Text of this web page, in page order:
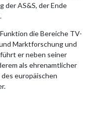
der AS&S, der Ende
die Bereiche TV-
Marktforschung und
er neben seiner
als ehrenamtlicher
europäischen